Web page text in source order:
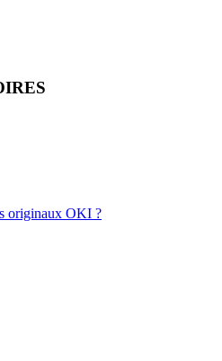
originaux OKI ?